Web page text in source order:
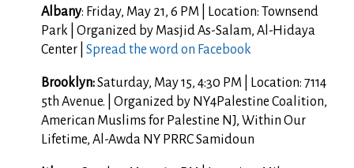
Albany: Friday, May 21, 6 PM | Location: Townsend
Park | Organized by Masjid As-Salam, Al-Hidaya
Center |Spread the word on Facebook
Brooklyn:Saturday, May 15, 4:30 PM | Location: 7114
5th Avenue. | Organized by NY4Palestine Coalition,
American Muslims for Palestine NJ, Within Our
Lifetime, Al-Awda NY PRRC Samidoun